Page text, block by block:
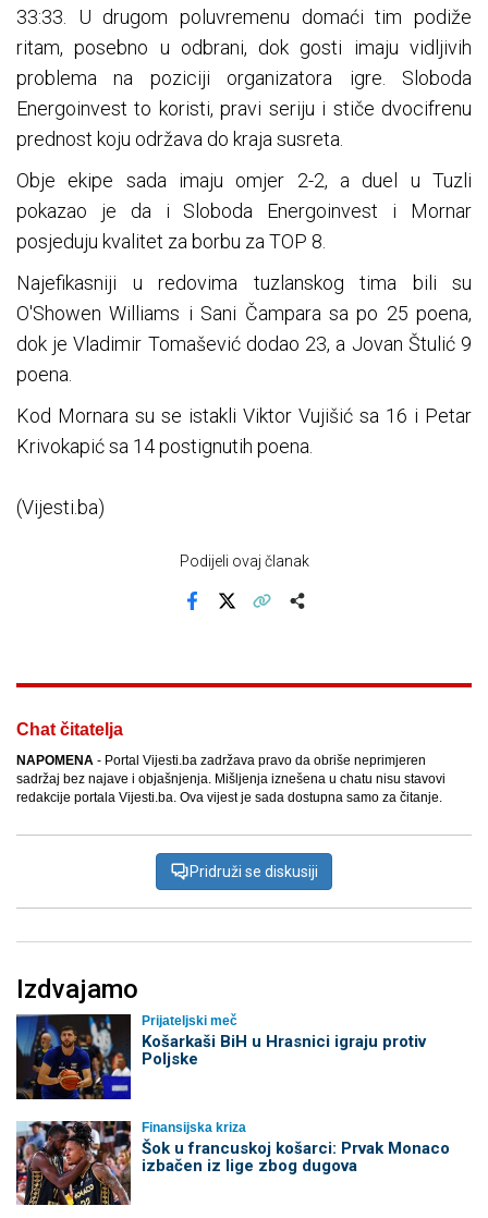
33:33. U drugom poluvremenu domaći tim podiže
ritam, posebno u odbrani, dok gosti imaju vidljivih
problema na poziciji organizatora igre. Sloboda
Energoinvest to koristi, pravi seriju i stiče dvocifrenu
prednost koju održava do kraja susreta.
Obje ekipe sada imaju omjer 2-2, a duel u Tuzli
pokazao je da i Sloboda Energoinvest i Mornar
posjeduju kvalitet za borbu za TOP 8.
Najefikasniji u redovima tuzlanskog tima bili su
O'Showen Williams i Sani Čampara sa po 25 poena,
dok je Vladimir Tomašević dodao 23, a Jovan Štulić 9
poena.
Kod Mornara su se istakli Viktor Vujišić sa 16 i Petar
Krivokapić sa 14 postignutih poena.
(Vijesti.ba)
Podijeli ovaj članak
Chat čitatelja
NAPOMENA - Portal Vijesti.ba zadržava pravo da obriše neprimjeren
sadržaj bez najave i objašnjenja. Mišljenja iznešena u chatu nisu stavovi
redakcije portala Vijesti.ba. Ova vijest je sada dostupna samo za čitanje.
Pridruži se diskusiji
Izdvajamo
Prijateljski meč
Košarkaši BiH u Hrasnici igraju protiv
Poljske
Finansijska kriza
Šok u francuskoj košarci: Prvak Monaco
izbačen iz lige zbog dugova